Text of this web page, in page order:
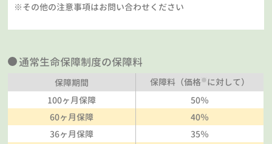
※その他の注意事項はお問い合わせください
通常生命保障制度の保障料
保障期間 保障料（価格※に対して）
100ヶ月保障
50％
60ヶ月保障
40％
36ヶ月保障
35％